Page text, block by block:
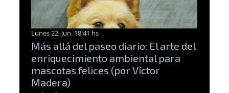
Lunes 22, jun. 18:41 hs
Más allá del paseo diario: El arte del
enriquecimiento ambiental para
mascotas felices (por Víctor
Madera)